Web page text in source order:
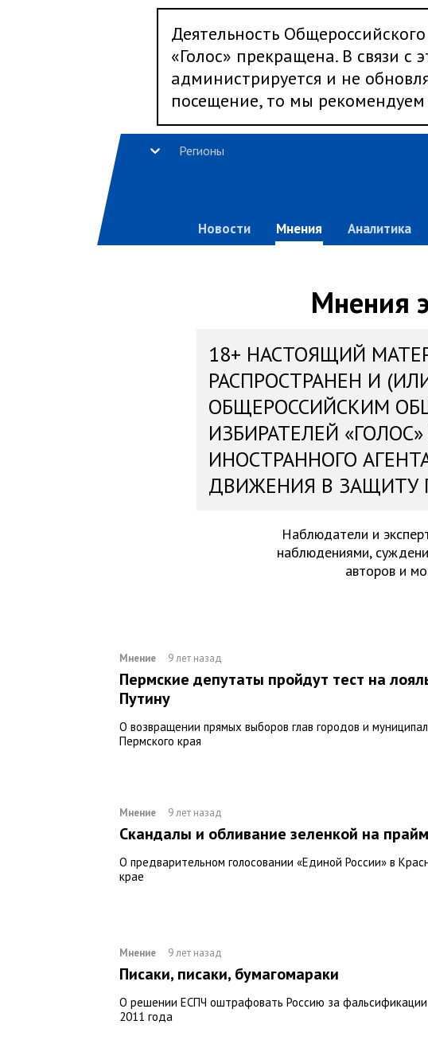
Деятельность
«Голос» прекращена. В связи с
администрируется и не
посещение, то мы рекомендуем
Регионы
Новости Мнения Аналитика
Мнения
18+ НАСТОЯЩИЙ
РАСПРОСТРАНЕН И
ОБЩЕРОССИЙСКИМ
ИЗБИРАТЕЛЕЙ
ИНОСТРАННОГО
ДВИЖЕНИЯ В ЗАЩИТУ
Наблюдатели и
наблюдениями,
авторов и
Мнение 9 лет назад
Пермские депутаты пройдут тест на
Путину
О возвращении прямых выборов глав городов и
Пермского края
Мнение 9 лет назад
Скандалы и обливание зеленкой на
О предварительном голосовании «Единой России» в
крае
Мнение 9 лет назад
Писаки, писаки, бумагомараки
О решении ЕСПЧ оштрафовать Россию за
2011 года